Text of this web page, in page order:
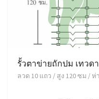
รั้วตาข่ายถักปม เทวด
ลวด 10 แถว / สูง 120 ซม / ห่